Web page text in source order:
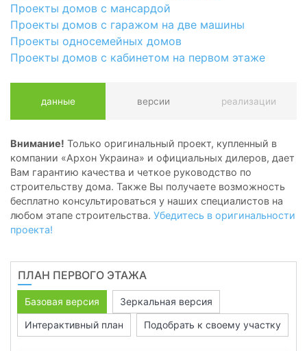
Проекты домов с мансардой
Проекты домов с гаражом на две машины
Проекты односемейных домов
Проекты домов с кабинетом на первом этаже
данные версии реализации
Внимание! Только оригинальный проект, купленный в
компании «Архон Украина» и официальных дилеров, дает
Вам гарантию качества и четкое руководство по
строительству дома. Также Вы получаете возможность
бесплатно консультироваться у наших специалистов на
любом этапе строительства. Убедитесь в оригинальности
проекта!
ПЛАН ПЕРВОГО ЭТАЖА
Базовая версия
Зеркальная версия
Интерактивный план
Подобрать к своему участку